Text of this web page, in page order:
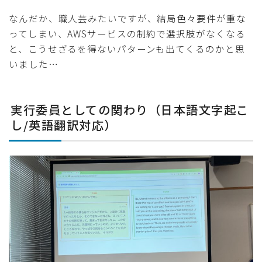
なんだか、職人芸みたいですが、結局色々要件が重な
ってしまい、AWSサービスの制約で選択肢がなくなる
と、こうせざるを得ないパターンも出てくるのかと思
いました…
実行委員としての関わり（日本語文字起こ
し/英語翻訳対応）